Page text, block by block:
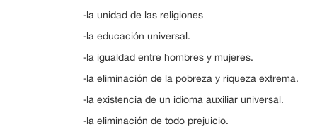
-la unidad de las religiones
-la educación universal.
-la igualdad entre hombres y mujeres.
-la eliminación de la pobreza y riqueza extrema.
-la existencia de un idioma auxiliar universal.
-la eliminación de todo prejuicio.